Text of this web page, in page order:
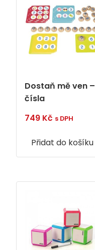
Dostaň mě ven –
čísla
749 Kč s DPH
Přidat do košíku